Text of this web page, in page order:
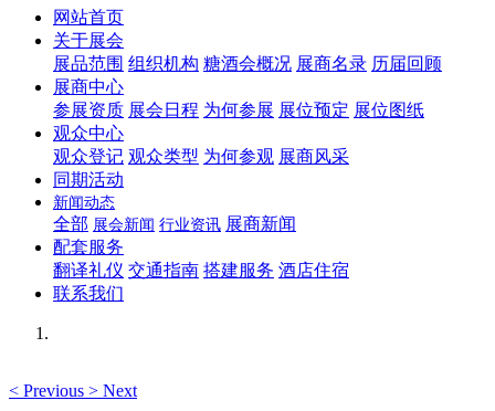
网站首页
关于展会
展品范围 组织机构 糖酒会概况 展商名录 历届回顾
展商中心
参展资质 展会日程 为何参展 展位预定 展位图纸
观众中心
观众登记 观众类型 为何参观 展商风采
同期活动
新闻动态
全部 展会新闻 行业资讯 展商新闻
配套服务
翻译礼仪 交通指南 搭建服务 酒店住宿
联系我们
< Previous > Next